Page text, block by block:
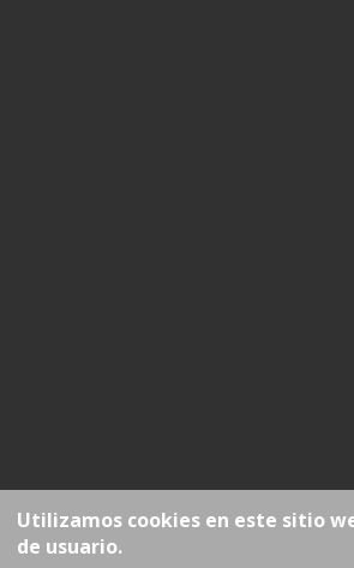
Utilizamos cookies en este sitio
de usuario.